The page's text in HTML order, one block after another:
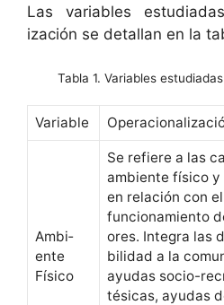
Las vari­ables
ización se detal­lan en la
Tabla 1. Variables
Vari­able
Ambi­
ente
Físico
Se refiere a las
ambi­ente físi­co
en relación con
fun­cionamien­to
ores. Inte­gra las
bil­i­dad a la
ayu­das socio-
tési­cas, ayu­das